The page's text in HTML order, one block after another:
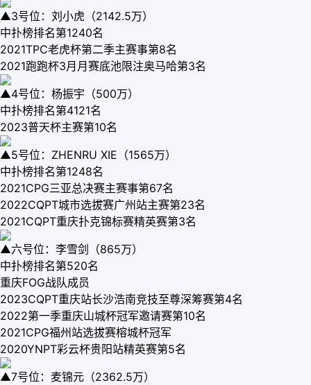
▲3号位：刘小虎（2142.5万）
中扑榜排名第1240名
2021TPC老虎杯第二季主赛事第8名
2021跑跑杯3月月赛底池限注奥马哈第3名
▲4号位：杨振宇（500万）
中扑榜排名第4121名
2023普天杯主赛第10名
▲5号位：ZHENRU XIE（1565万）
中扑榜排名第1248名
2021CPG三亚总决赛主赛事第67名
2022CQPT城市选拔赛广州站主赛第23名
2021CQPT重庆扑克锦标赛精英赛第3名
▲六号位：李雪剑（865万）
中扑榜排名第520名
重庆FOG战队成员
2023CQPT重庆站长沙浩南竞技至尊深筹赛第4名
2022第一季重庆山城杯冠军邀请赛第10名
2021CPG福州站选拔赛榕城杯冠军
2020YNPT彩云杯贵阳站精英赛第5名
▲7号位：麦锦元（2362.5万）